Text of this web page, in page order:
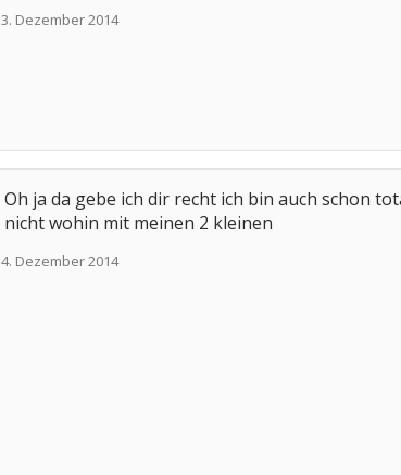
3. Dezember 2014
Oh ja da gebe ich dir recht ich bin auch schon
nicht wohin mit meinen 2 kleinen
4. Dezember 2014